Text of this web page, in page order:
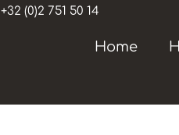
+32 (0)2 751 50 14
Home